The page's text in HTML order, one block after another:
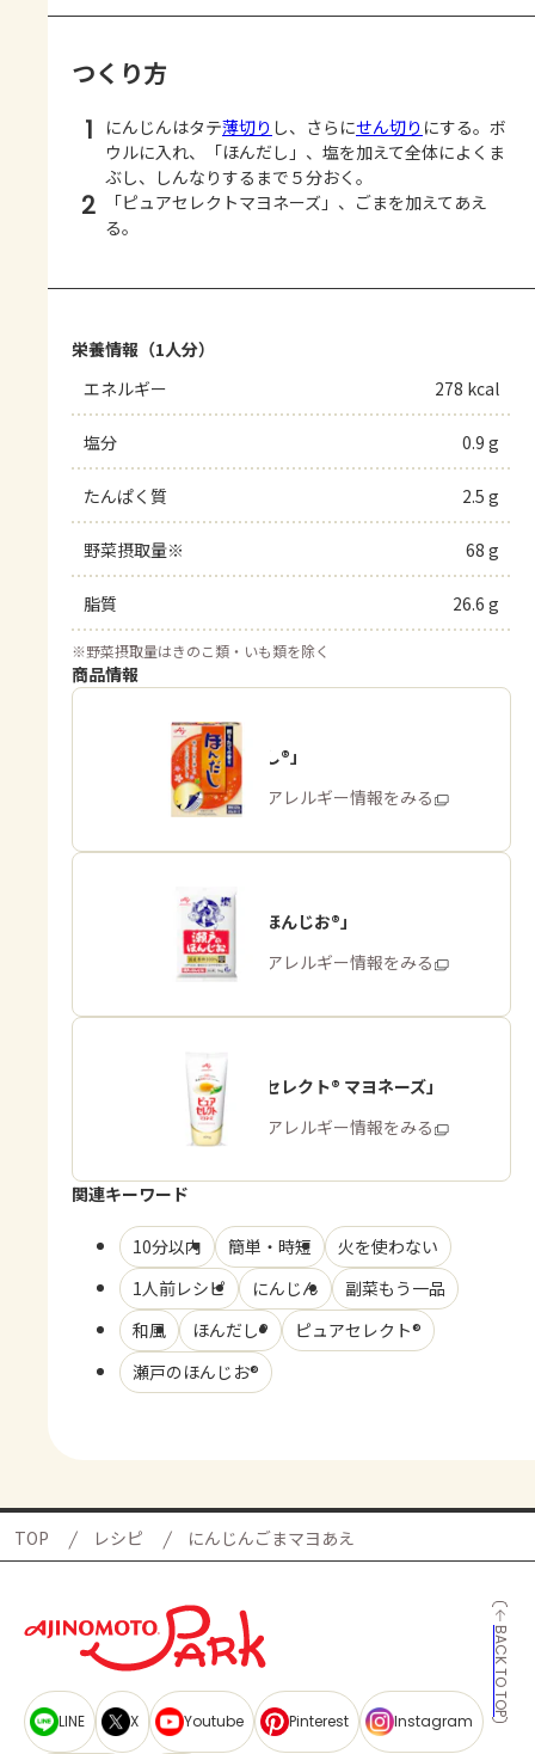
つくり方
1 にんじんはタテ薄切り し、さらにせん切り にする。ボ
ウルに入れ、「ほんだし」、塩を加えて全体によくま
ぶし、しんなりするまで５分おく。
2
「ピュアセレクトマヨネーズ」、ごまを加えてあえ
る。
栄養情報（1人分）
エネルギー
278 kcal
塩分 0.9 g
たんぱく質 2.5 g
野菜摂取量※ 68 g
脂質 26.6 g
※野菜摂取量はきのこ類・いも類を除く
商品情報
「ほんだし®」
商品・アレルギー情報をみる
「瀬戸のほんじお®」
商品・アレルギー情報をみる
「ピュアセレクト® マヨネーズ」
商品・アレルギー情報をみる
関連キーワード
10分以内 簡単・時短
火を使わない
1人前レシピ
にんじん
副菜もう一品
和風
ほんだし®
ピュアセレクト®
瀬戸のほんじお®
TOP レシピ にんじんごまマヨあえ
BACK TO TOP
LINE X Youtube Pinterest Instagram